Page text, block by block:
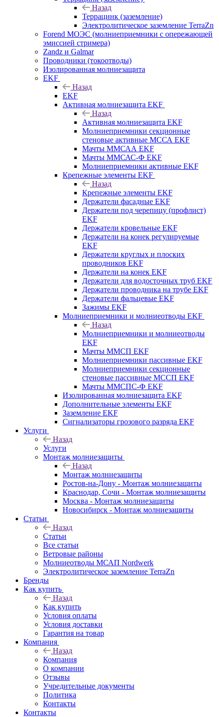
Назад
Террацинк (заземление)
Электролитическое заземление TerraZn
Forend МОЭС (молниеприемники с опережающей
эмиссией стримера)
Zandz и Galmar
Проводники (токоотводы)
Изолированная молниезащита
EKF
Назад
EKF
Активная молниезащита EKF
Назад
Активная молниезащита EKF
Молниеприемники секционные
стеновые активные МССА EKF
Мачты ММСАА EKF
Мачты ММСАС-Ф EKF
Молниеприемники активные EKF
Крепежные элементы EKF
Назад
Крепежные элементы EKF
Держатели фасадные EKF
Держатели под черепицу (профлист)
EKF
Держатели кровельные EKF
Держатели на конек регулируемые
EKF
Держатели круглых и плоских
проводников EKF
Держатели на конек EKF
Держатели для водосточных труб EKF
Держатели проводника на трубе EKF
Держатели фальцевые EKF
Зажимы EKF
Молниеприемники и молниеотводы EKF
Назад
Молниеприемники и молниеотводы
EKF
Мачты ММСП EKF
Молниеприемники пассивные EKF
Молниеприемники секционные
стеновые пассивные МССП EKF
Мачты ММСПС-Ф EKF
Изолированная молниезащита EKF
Дополнительные элементы EKF
Заземление EKF
Сигнализаторы грозового разряда EKF
Услуги
Назад
Услуги
Монтаж молниезащиты
Назад
Монтаж молниезащиты
Ростов-на-Дону - Монтаж молниезащиты
Краснодар, Сочи - Монтаж молниезащиты
Москва - Монтаж молниезащиты
Новосибирск - Монтаж молниезащиты
Статьи
Назад
Статьи
Все статьи
Ветровые районы
Молниеотводы МСАП Nordwerk
Электролитическое заземление TerraZn
Бренды
Как купить
Назад
Как купить
Условия оплаты
Условия доставки
Гарантия на товар
Компания
Назад
Компания
О компании
Отзывы
Учредительные документы
Политика
Контакты
Контакты